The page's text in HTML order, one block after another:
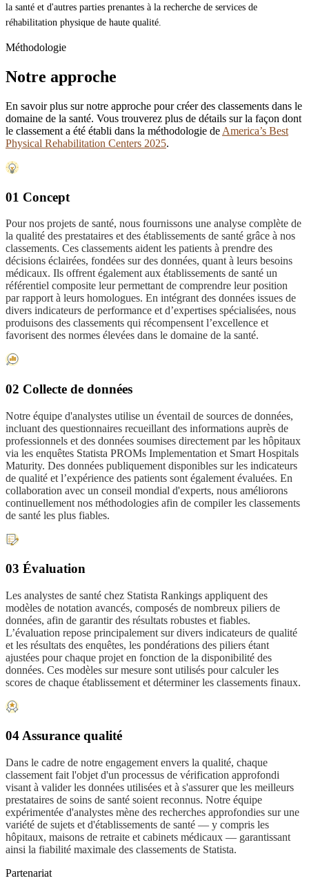
la santé et d'autres parties prenantes à la recherche de services de
réhabilitation physique de haute qualité.
Méthodologie
Notre approche
En savoir plus sur notre approche pour créer des classements dans le
domaine de la santé. Vous trouverez plus de détails sur la façon dont
le classement a été établi dans la méthodologie de America’s Best
Physical Rehabilitation Centers 2025.
01 Concept
Pour nos projets de santé, nous fournissons une analyse complète de
la qualité des prestataires et des établissements de santé grâce à nos
classements. Ces classements aident les patients à prendre des
décisions éclairées, fondées sur des données, quant à leurs besoins
médicaux. Ils offrent également aux établissements de santé un
référentiel composite leur permettant de comprendre leur position
par rapport à leurs homologues. En intégrant des données issues de
divers indicateurs de performance et d’expertises spécialisées, nous
produisons des classements qui récompensent l’excellence et
favorisent des normes élevées dans le domaine de la santé.
02 Collecte de données
Notre équipe d'analystes utilise un éventail de sources de données,
incluant des questionnaires recueillant des informations auprès de
professionnels et des données soumises directement par les hôpitaux
via les enquêtes Statista PROMs Implementation et Smart Hospitals
Maturity. Des données publiquement disponibles sur les indicateurs
de qualité et l’expérience des patients sont également évaluées. En
collaboration avec un conseil mondial d'experts, nous améliorons
continuellement nos méthodologies afin de compiler les classements
de santé les plus fiables.
03 Évaluation
Les analystes de santé chez Statista Rankings appliquent des
modèles de notation avancés, composés de nombreux piliers de
données, afin de garantir des résultats robustes et fiables.
L’évaluation repose principalement sur divers indicateurs de qualité
et les résultats des enquêtes, les pondérations des piliers étant
ajustées pour chaque projet en fonction de la disponibilité des
données. Ces modèles sur mesure sont utilisés pour calculer les
scores de chaque établissement et déterminer les classements finaux.
04 Assurance qualité
Dans le cadre de notre engagement envers la qualité, chaque
classement fait l'objet d'un processus de vérification approfondi
visant à valider les données utilisées et à s'assurer que les meilleurs
prestataires de soins de santé soient reconnus. Notre équipe
expérimentée d'analystes mène des recherches approfondies sur une
variété de sujets et d'établissements de santé — y compris les
hôpitaux, maisons de retraite et cabinets médicaux — garantissant
ainsi la fiabilité maximale des classements de Statista.
Partenariat